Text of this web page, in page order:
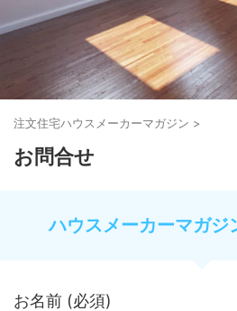
注⽂住宅ハウスメーカーマガジン >
お問合せ
ハウスメーカーマガジ
お名前 (必須)